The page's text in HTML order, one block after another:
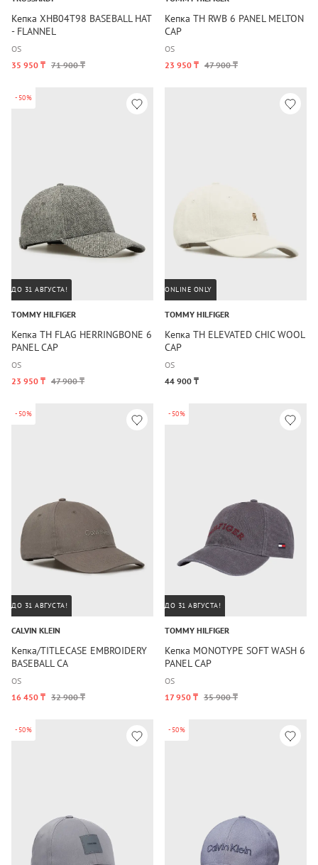
Кепка XHB04T98 BASEBALL HAT
- FLANNEL
OS
35 950 ₸ 71 900 ₸
Кепка TH RWB 6 PANEL MELTON
CAP
OS
23 950 ₸ 47 900 ₸
-50%
ДО 31 АВГУСТА!
TOMMY HILFIGER
Кепка TH FLAG HERRINGBONE 6
PANEL CAP
OS
23 950 ₸ 47 900 ₸
ONLINE ONLY
TOMMY HILFIGER
Кепка TH ELEVATED CHIC WOOL
CAP
OS
44 900 ₸
-50%
ДО 31 АВГУСТА!
CALVIN KLEIN
Кепка/TITLECASE EMBROIDERY
BASEBALL CA
OS
16 450 ₸ 32 900 ₸
-50%
ДО 31 АВГУСТА!
TOMMY HILFIGER
Кепка MONOTYPE SOFT WASH 6
PANEL CAP
OS
17 950 ₸ 35 900 ₸
-50% -50%